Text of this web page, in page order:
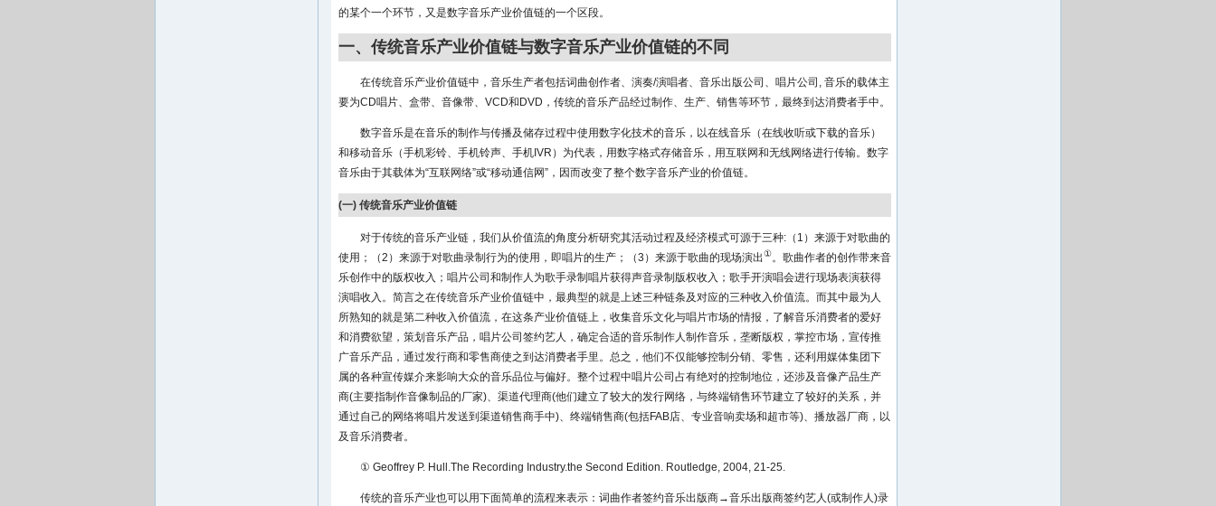
的某个一个环节，又是数字音乐产业价值链的一个区段。
一、传统音乐产业价值链与数字音乐产业价值链的不同
在传统音乐产业价值链中，音乐生产者包括词曲创作者、演奏/演唱者、音乐出版公司、唱片公司, 音乐的载体主
要为CD唱片、盒带、音像带、VCD和DVD，传统的音乐产品经过制作、生产、销售等环节，最终到达消费者手中。
数字音乐是在音乐的制作与传播及储存过程中使用数字化技术的音乐，以在线音乐（在线收听或下载的音乐）
和移动音乐（手机彩铃、手机铃声、手机IVR）为代表，用数字格式存储音乐，用互联网和无线网络进行传输。数字
音乐由于其载体为“互联网络”或“移动通信网”，因而改变了整个数字音乐产业的价值链。
(一) 传统音乐产业价值链
对于传统的音乐产业链，我们从价值流的角度分析研究其活动过程及经济模式可源于三种:（1）来源于对歌曲的
使用；（2）来源于对歌曲录制行为的使用，即唱片的生产；（3）来源于歌曲的现场演出①。歌曲作者的创作带来音
乐创作中的版权收入；唱片公司和制作人为歌手录制唱片获得声音录制版权收入；歌手开演唱会进行现场表演获得
演唱收入。简言之在传统音乐产业价值链中，最典型的就是上述三种链条及对应的三种收入价值流。而其中最为人
所熟知的就是第二种收入价值流，在这条产业价值链上，收集音乐文化与唱片市场的情报，了解音乐消费者的爱好
和消费欲望，策划音乐产品，唱片公司签约艺人，确定合适的音乐制作人制作音乐，垄断版权，掌控市场，宣传推
广音乐产品，通过发行商和零售商使之到达消费者手里。总之，他们不仅能够控制分销、零售，还利用媒体集团下
属的各种宣传媒介来影响大众的音乐品位与偏好。整个过程中唱片公司占有绝对的控制地位，还涉及音像产品生产
商(主要指制作音像制品的厂家)、渠道代理商(他们建立了较大的发行网络，与终端销售环节建立了较好的关系，并
通过自己的网络将唱片发送到渠道销售商手中)、终端销售商(包括FAB店、专业音响卖场和超市等)、播放器厂商，以
及音乐消费者。
① Geoffrey P. Hull.The Recording Industry.the Second Edition. Routledge, 2004, 21-25.
传统的音乐产业也可以用下面简单的流程来表示：词曲作者签约音乐出版商→音乐出版商签约艺人(或制作人)录